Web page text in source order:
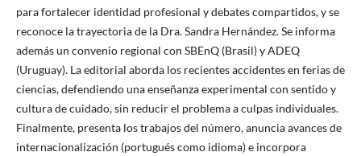
para fortalecer identidad profesional y debates compartidos, y se
reconoce la trayectoria de la Dra. Sandra Hernández. Se informa
además un convenio regional con SBEnQ (Brasil) y ADEQ
(Uruguay). La editorial aborda los recientes accidentes en ferias de
ciencias, defendiendo una enseñanza experimental con sentido y
cultura de cuidado, sin reducir el problema a culpas individuales.
Finalmente, presenta los trabajos del número, anuncia avances de
internacionalización (portugués como idioma) e incorpora